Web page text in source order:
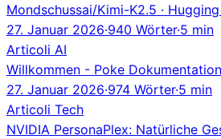
Mondschussai/Kimi-K2.5 ·
27. Januar 2026·940 Wörter·5 min
Articoli AI
Willkommen - Poke Dokumentation
27. Januar 2026·974 Wörter·5 min
Articoli Tech
NVIDIA PersonaPlex: Natürliche